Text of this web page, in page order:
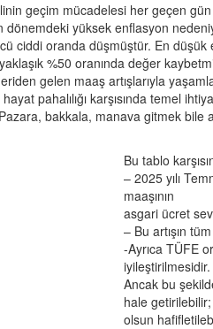
geçim mücadelesi her geçen
dönemdeki yüksek enflasyon
ciddi oranda düşmüştür. En düşük
%50 oranında değer
gelen maaş artışlarıyla
pahalılığı karşısında temel
bakkala, manava gitmek bile
Bu tablo
– 2025 yılı
maaşının
asgari ücret
– Bu artışın
-Ayrıca TÜFE
iyileştirilmesidir.
Ancak bu
hale
olsun